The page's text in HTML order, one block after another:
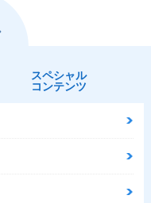
スペシャル
コンテンツ